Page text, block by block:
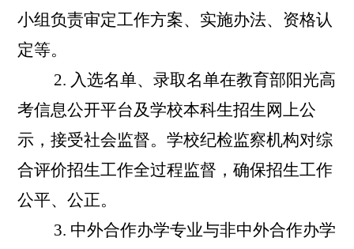
小组负责审定工作方案、实施办法、资格认
定等。
2. 入选名单、录取名单在教育部阳光高
考信息公开平台及学校本科生招生网上公
示，接受社会监督。学校纪检监察机构对综
合评价招生工作全过程监督，确保招生工作
公平、公正。
3. 中外合作办学专业与非中外合作办学